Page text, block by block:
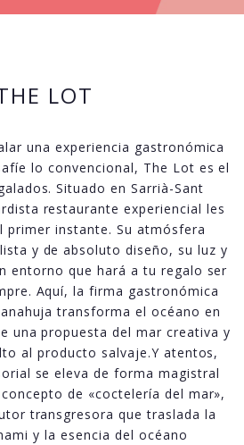
LOT
una experiencia gastronómica
lo convencional, The Lot es el
Situado en Sarrià-Sant
restaurante experiencial les
primer instante. Su atmósfera
y de absoluto diseño, su luz y
entorno que hará a tu regalo ser
Aquí, la firma gastronómica
transforma el océano en
una propuesta del mar creativa y
al producto salvaje.Y atentos,
se eleva de forma magistral
de «coctelería del mar»,
transgresora que traslada la
y la esencia del océano